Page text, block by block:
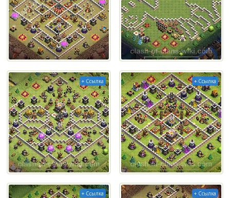
+ Ссылка + Ссылка
+ Ссылка
+ Ссылка